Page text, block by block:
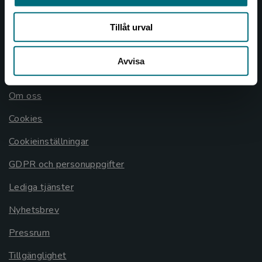
Tillåt urval
Avvisa
Frågor och svar
Allmänna länkar
Om oss
Cookies
Cookieinställningar
GDPR och personuppgifter
Lediga tjänster
Nyhetsbrev
Pressrum
Tillgänglighet